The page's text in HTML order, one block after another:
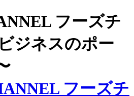
フーズチ
ジネスのポー